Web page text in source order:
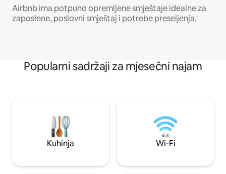
Airbnb ima potpuno opremljene smještaje idealne za
zaposlene, poslovni smještaj i potrebe preseljenja.
Popularni sadržaji za mjesečni najam
Kuhinja Wi-Fi